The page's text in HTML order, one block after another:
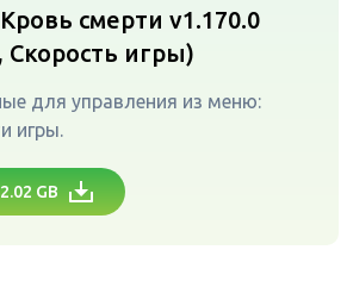
смерти v1.170.0
игры)
для управления из меню:
игры.
2.02 GB